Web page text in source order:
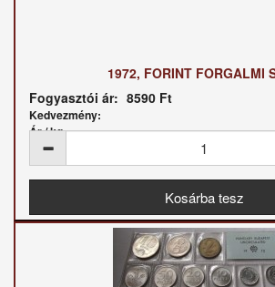
1972, FORINT FORGALMI
Fogyasztói ár: 8590 Ft
Kedvezmény:
Ár / kg: